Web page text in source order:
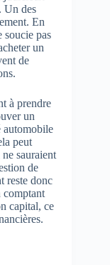
Un des
En
soucie pas
un
de
à prendre
un
automobile
peut
sauraient
de
reste donc
comptant
capital, ce